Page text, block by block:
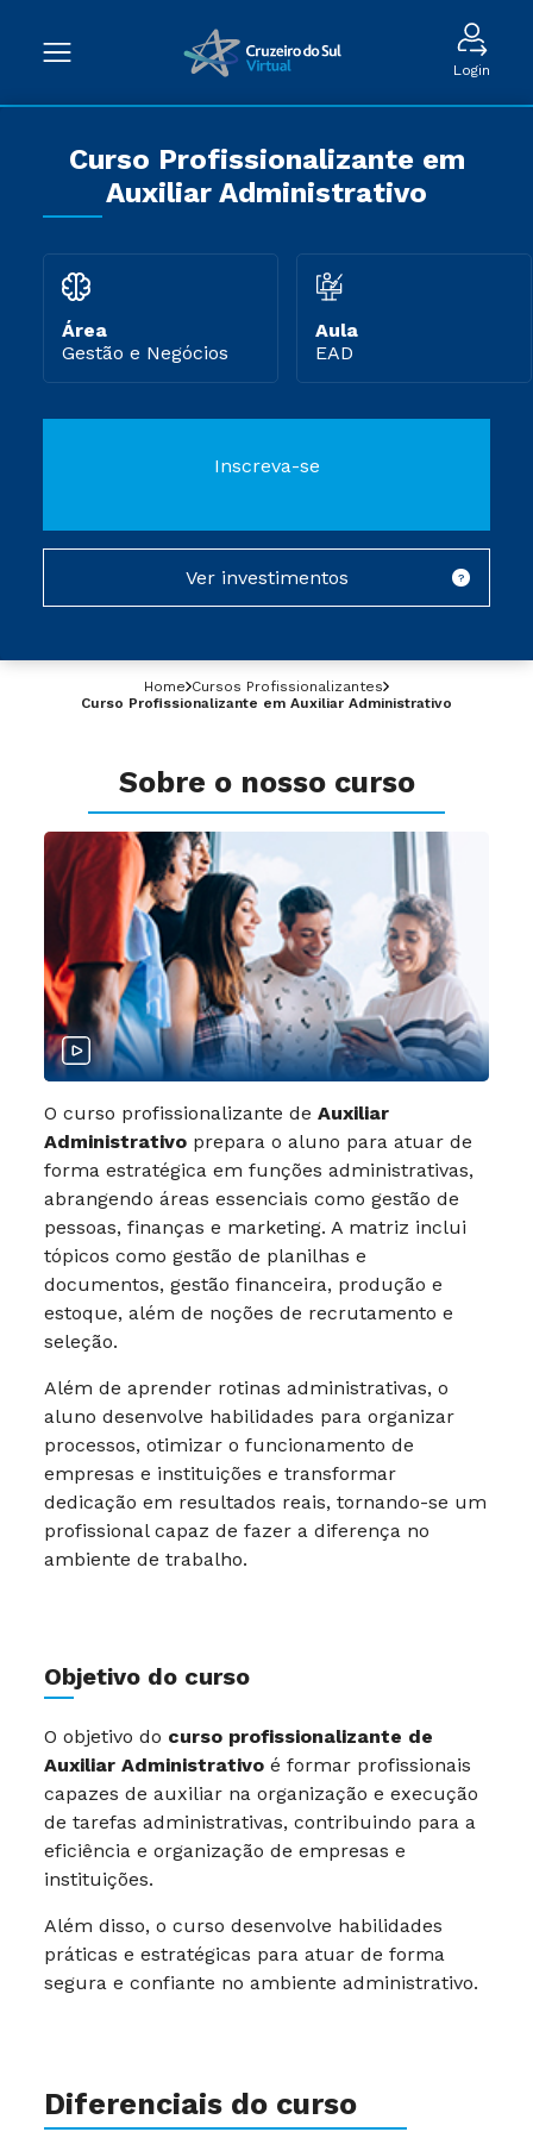
Login
Home Cursos Profissionalizantes
Curso Profissionalizante em Auxiliar Administrativo
Sobre o nosso curso
O curso profissionalizante de Auxiliar
Administrativo prepara o aluno para atuar de
forma estratégica em funções administrativas,
abrangendo áreas essenciais como gestão de
pessoas, finanças e marketing. A matriz inclui
tópicos como gestão de planilhas e
documentos, gestão financeira, produção e
estoque, além de noções de recrutamento e
seleção.
Além de aprender rotinas administrativas, o
aluno desenvolve habilidades para organizar
processos, otimizar o funcionamento de
empresas e instituições e transformar
dedicação em resultados reais, tornando-se um
profissional capaz de fazer a diferença no
ambiente de trabalho.
Objetivo do curso
O objetivo do curso profissionalizante de
Auxiliar Administrativo é formar profissionais
capazes de auxiliar na organização e execução
de tarefas administrativas, contribuindo para a
eficiência e organização de empresas e
instituições.
Além disso, o curso desenvolve habilidades
práticas e estratégicas para atuar de forma
segura e confiante no ambiente administrativo.
Diferenciais do curso
Curso Profissionalizante em
Auxiliar Administrativo
Área
Gestão e Negócios
Aula
EAD
Inscreva-se
Ver investimentos ?